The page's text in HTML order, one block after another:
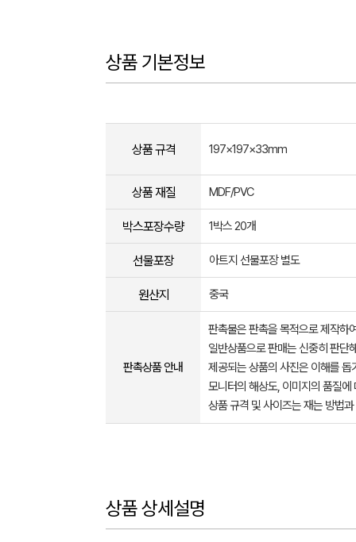
상품 기본정보
상품 규격 197×197×33mm
상품 재질 MDF/PVC
박스포장수량 1박스 20개
선물포장 아트지 선물포장 별도
원산지 중국
판촉상품 안내
판촉물은 판촉을 목적으로 제작하
일반상품으로 판매는 신중히 판단
제공되는 상품의 사진은 이해를
모니터의 해상도, 이미지의 품질
상품 규격 및 사이즈는 재는 방법
상품 상세설명